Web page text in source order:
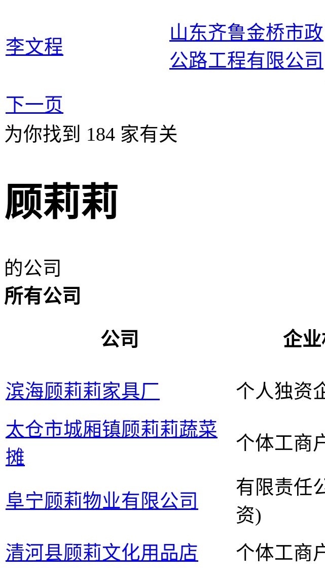
李文程
山东齐鲁金桥市政
公路工程有限公司
下一页
为你找到 184 家有关
顾莉莉
的公司
所有公司
公司 企
滨海顾莉莉家具厂 个人独资
太仓市城厢镇顾莉莉蔬菜
摊
个体工商
阜宁顾莉物业有限公司
有限责任
资)
清河县顾莉文化用品店 个体工商